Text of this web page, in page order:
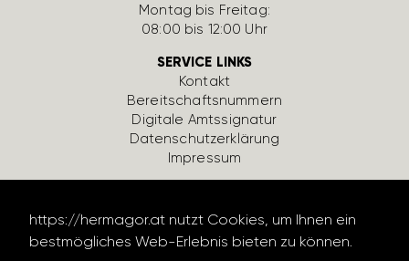
https://hermagor.at nutzt Cookies, um Ihnen ein
bestmögliches Web-Erlebnis bieten zu können.
Montag bis Freitag:
08:00 bis 12:00 Uhr
SERVICE LINKS
Kontakt
Bereit­schafts­num­mern
Digi­tale Amts­si­gnatur
Daten­schutz­er­klä­rung
Impressum